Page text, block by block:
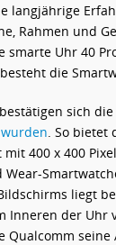
langjährige
Rahmen und
smarte Uhr 40
die
sich
. So bietet
400 x 400
liegt
Inneren der Uhr
Qualcomm